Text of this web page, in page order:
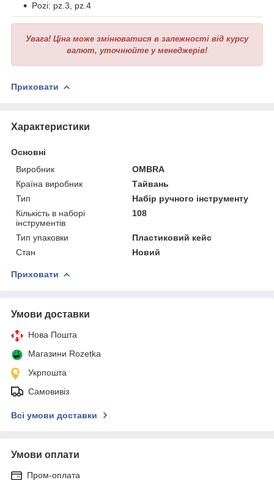
Pozi: pz.3, pz.4
Увага! Ціна може змінюватися в залежності від курсу
валют, уточнюйте у менеджерів!
Приховати
Характеристики
Основні
Виробник
OMBRA
Країна виробник
Тайвань
Тип
Набір ручного інструменту
Кількість в наборі
інструментів
108
Тип упаковки
Пластиковий кейс
Стан
Новий
Приховати
Умови доставки
Нова Пошта
Магазини Rozetka
Укрпошта
Самовивіз
Всі умови доставки
Умови оплати
Пром-оплата